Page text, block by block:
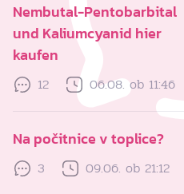
Nembutal-Pentobarbital
und Kaliumcyanid hier
kaufen
12 06.08. ob 11:46
Na počitnice v toplice?
3 09.06. ob 21:12